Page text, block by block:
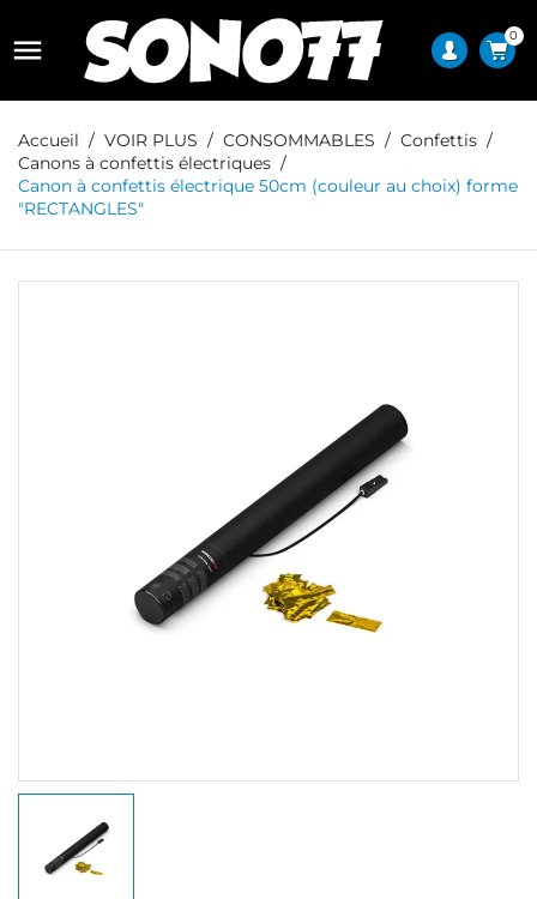
 0
Accueil VOIR PLUS CONSOMMABLES
Confettis
Canons à confettis électriques
Canon à confettis électrique 50cm (couleur au choix) forme
"RECTANGLES"